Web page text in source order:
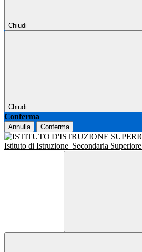
Chiudi
Chiudi
Conferma
Annulla Conferma
Istituto di Istruzione Secondaria Superiore